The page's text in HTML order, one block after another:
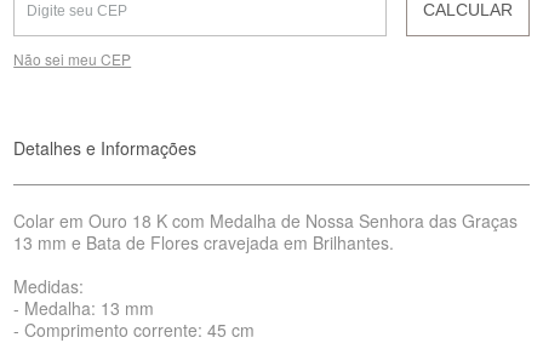
CALCULAR
Não sei meu CEP
Detalhes e Informações
Colar em Ouro 18 K com Medalha de Nossa Senhora das Graças
13 mm e Bata de Flores cravejada em Brilhantes.
Medidas:
- Medalha: 13 mm
- Comprimento corrente: 45 cm